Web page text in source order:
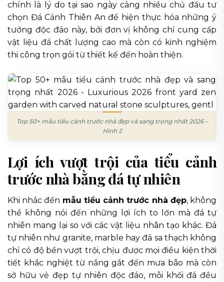
chính là lý do tại sao ngày càng nhiều chủ đầu tư
chọn Đá Cảnh Thiên An để hiện thực hóa những ý
tưởng độc đáo này, bởi đơn vị không chỉ cung cấp
vật liệu đá chất lượng cao mà còn có kinh nghiệm
thi công trọn gói từ thiết kế đến hoàn thiện.
Top 50+ mẫu tiểu cảnh trước nhà đẹp và sang trọng nhất 2026 –
Hình 2
Lợi ích vượt trội của tiểu cảnh
trước nhà bằng đá tự nhiên
Khi nhắc đến mẫu tiểu cảnh trước nhà đẹp, không
thể không nói đến những lợi ích to lớn mà đá tự
nhiên mang lại so với các vật liệu nhân tạo khác. Đá
tự nhiên như granite, marble hay đá sa thạch không
chỉ có độ bền vượt trội, chịu được mọi điều kiện thời
tiết khắc nghiệt từ nắng gắt đến mưa bão mà còn
sở hữu vẻ đẹp tự nhiên độc đáo, mỗi khối đá đều